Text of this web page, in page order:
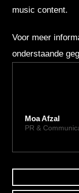
music content.
Voor meer
onderstaande
Moa Afzal
PR &